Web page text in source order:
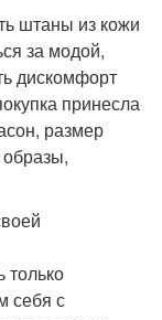
штаны из кожи
за модой,
дискомфорт
принесла
размер
только
себя с